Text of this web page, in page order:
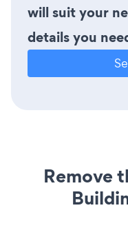
will suit your
details you
Remove